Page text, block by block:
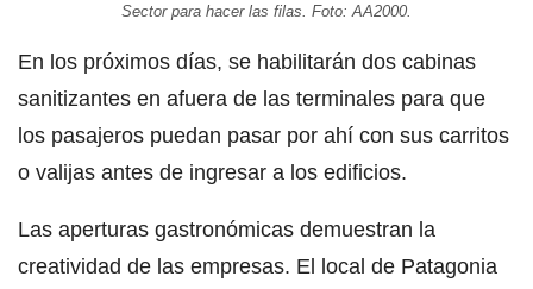
Sector para hacer las filas. Foto: AA2000.
En los próximos días, se habilitarán dos cabinas
sanitizantes en afuera de las terminales para que
los pasajeros puedan pasar por ahí con sus carritos
o valijas antes de ingresar a los edificios.
Las aperturas gastronómicas demuestran la
creatividad de las empresas. El local de Patagonia